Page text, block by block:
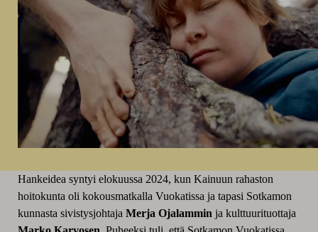
Hankeidea syntyi elokuussa 2024, kun Kainuun rahaston
hoitokunta oli kokousmatkalla Vuokatissa ja tapasi Sotkamon
kunnasta sivistysjohtaja Merja Ojalammin ja kulttuurituottaja